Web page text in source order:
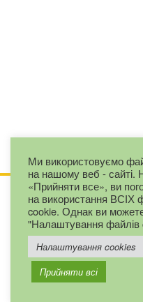
Copyright by ТОВ
Ми використовуємо
на нашому веб - сайті.
«Прийняти все», ви
на використання ВСІХ
cookie. Однак ви можете
"Налаштування файлів
Налаштування cookies
Прийняти всі